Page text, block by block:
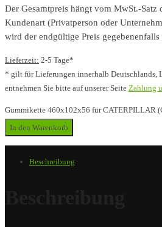
Der Gesamtpreis hängt vom MwSt.-Satz
Kundenart (Privatperson oder
wird der endgültige Preis gegebenenfalls
Lieferzeit: 2-5 Tage*
* gilt für Lieferungen innerhalb Deutschlands,
entnehmen Sie bitte auf unserer Seite Zahlung
Gummikette 460x102x56 für CATERPILLAR
In den Warenkorb
Beschreibung